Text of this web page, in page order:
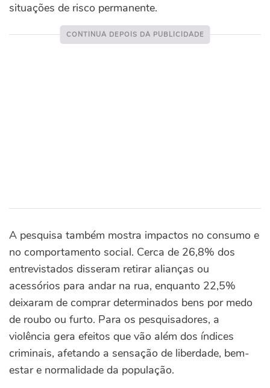
situações de risco permanente.
A pesquisa também mostra impactos no consumo e
no comportamento social. Cerca de 26,8% dos
entrevistados disseram retirar alianças ou
acessórios para andar na rua, enquanto 22,5%
deixaram de comprar determinados bens por medo
de roubo ou furto. Para os pesquisadores, a
violência gera efeitos que vão além dos índices
criminais, afetando a sensação de liberdade, bem-
estar e normalidade da população.